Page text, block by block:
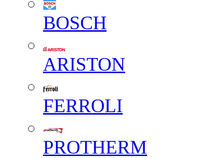
BOSCH
ARISTON
FERROLI
PROTHERM